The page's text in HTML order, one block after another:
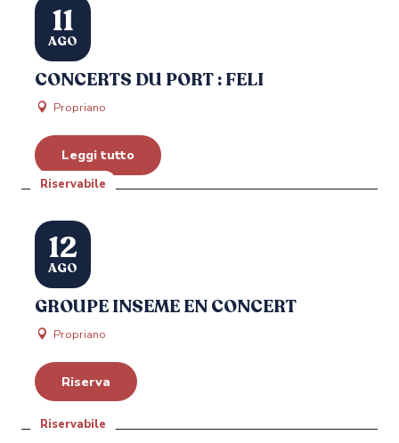
11
AGO
CONCERTS DU PORT : FELI
Propriano
Leggi tutto
12
AGO
GROUPE INSEME EN CONCERT
Propriano
Riserva
Riservabile
Riservabile